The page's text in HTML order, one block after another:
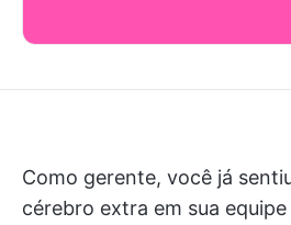
Como gerente, você já
cérebro extra em sua